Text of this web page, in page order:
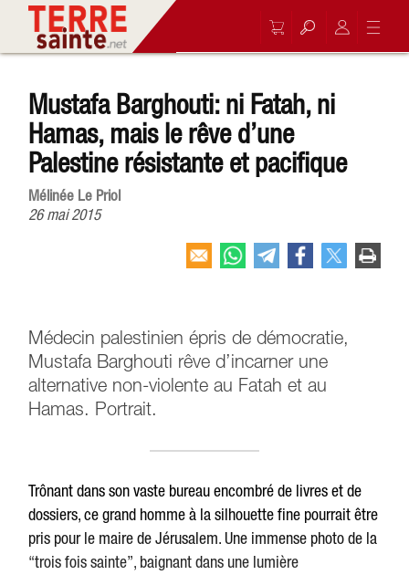
Mustafa Barghouti: ni Fatah, ni
Hamas, mais le rêve d’une
Palestine résistante et pacifique
Mélinée Le Priol
26 mai 2015
Médecin palestinien épris de démocratie,
Mustafa Barghouti rêve d’incarner une
alternative non-violente au Fatah et au
Hamas. Portrait.
Trônant dans son vaste bureau encombré de livres et de
dossiers, ce grand homme à la silhouette fine pourrait être
pris pour le maire de Jérusalem. Une immense photo de la
“trois fois sainte”, baignant dans une lumière